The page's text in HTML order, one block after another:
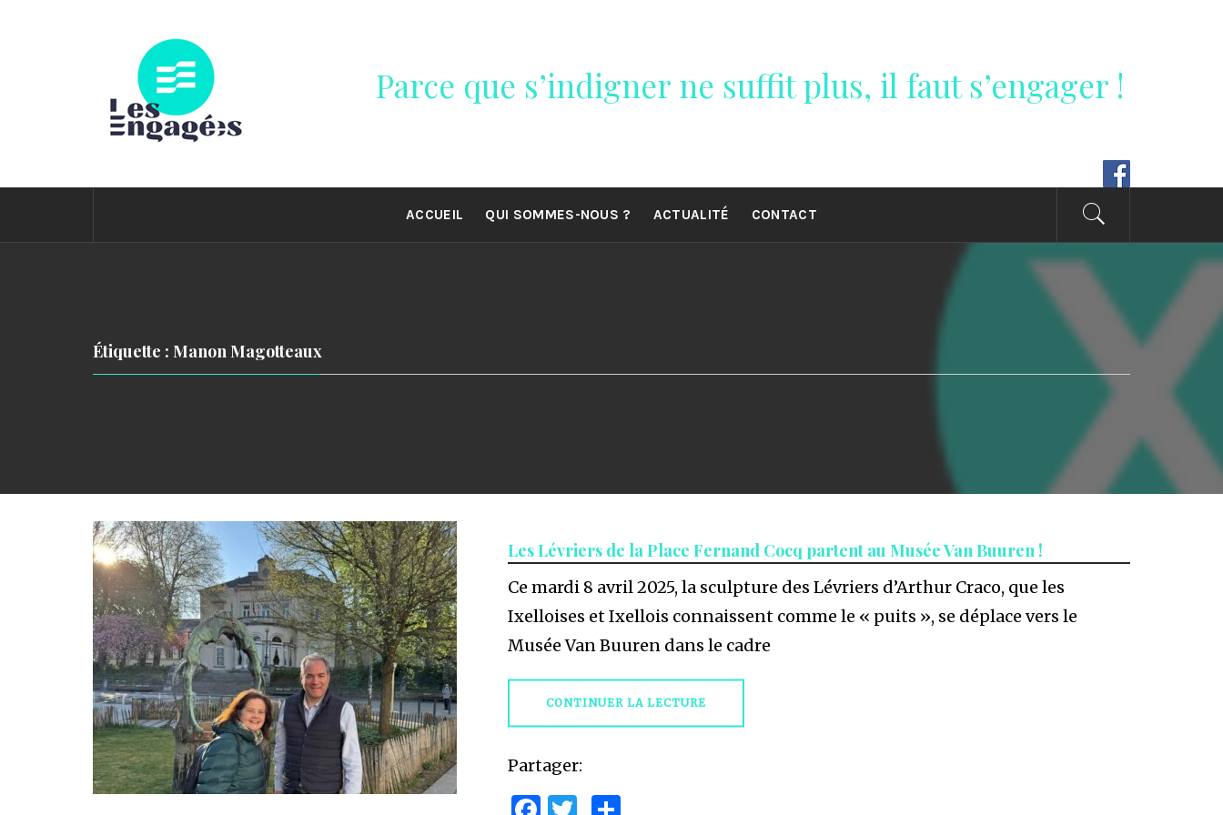
Parce que s’indigner ne suffit plus, il faut s’engager !
ACCUEIL QUI SOMMES-NOUS ? ACTUALITÉ CONTACT
Étiquette : Manon Magotteaux
Les Lévriers de la Place Fernand Cocq partent au Musée Van Buuren !
Ce mardi 8 avril 2025, la sculpture des Lévriers d’Arthur Craco, que les
Ixelloises et Ixellois connaissent comme le « puits », se déplace vers le
Musée Van Buuren dans le cadre
CONTINUER LA LECTURE
Partager: